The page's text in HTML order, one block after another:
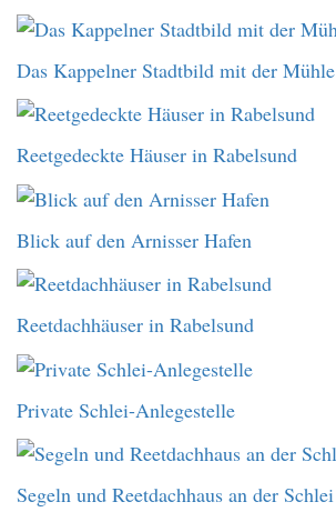
Das Kappelner Stadtbild mit der Mühle
Reetgedeckte Häuser in Rabelsund
Blick auf den Arnisser Hafen
Reetdachhäuser in Rabelsund
Private Schlei-Anlegestelle
Segeln und Reetdachhaus an der Schlei